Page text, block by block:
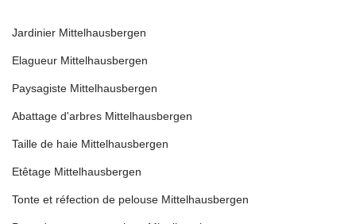
Jardinier Mittelhausbergen
Elagueur Mittelhausbergen
Paysagiste Mittelhausbergen
Abattage d'arbres Mittelhausbergen
Taille de haie Mittelhausbergen
Etêtage Mittelhausbergen
Tonte et réfection de pelouse Mittelhausbergen